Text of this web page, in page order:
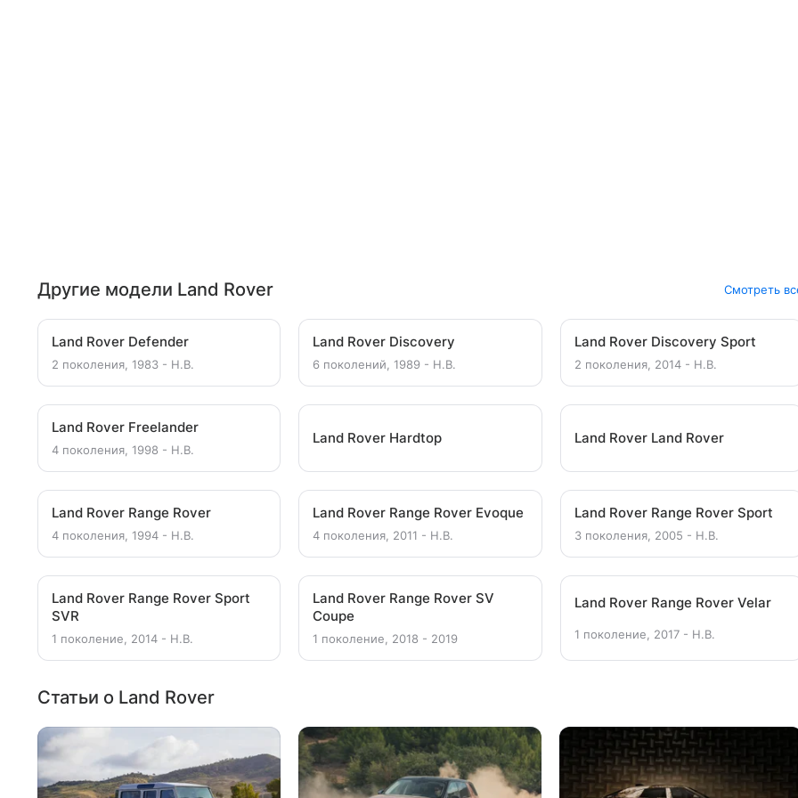
Другие модели Land Rover Смотреть
Land Rover Defender
2 поколения, 1983 - Н.В.
Land Rover Discovery
6 поколений, 1989 - Н.В.
Land Rover Discovery Sport
2 поколения, 2014 - Н.В.
Land Rover Freelander
4 поколения, 1998 - Н.В.
Land Rover Hardtop Land Rover Land Rover
Land Rover Range Rover
4 поколения, 1994 - Н.В.
Land Rover Range Rover Evoque
4 поколения, 2011 - Н.В.
Land Rover Range Rover Sport
3 поколения, 2005 - Н.В.
Land Rover Range Rover Sport
SVR
1 поколение, 2014 - Н.В.
Land Rover Range Rover SV
Coupe
1 поколение, 2018 - 2019
Land Rover Range Rover Velar
1 поколение, 2017 - Н.В.
Статьи о Land Rover